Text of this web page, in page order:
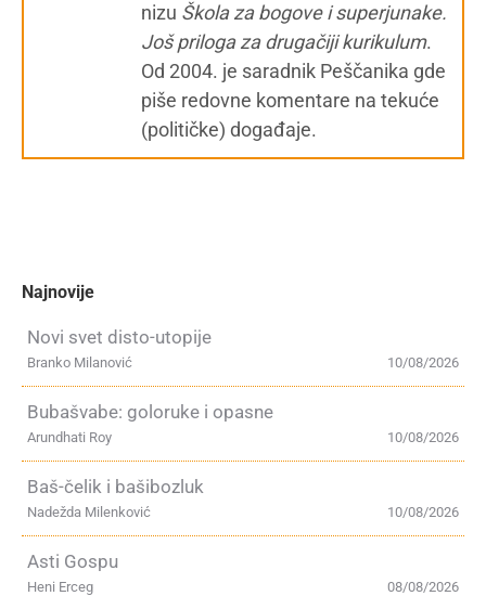
nizu Škola za bogove i superjunake.
Još priloga za drugačiji kurikulum.
Od 2004. je saradnik Peščanika gde
piše redovne komentare na tekuće
(političke) događaje.
Najnovije
Novi svet disto-utopije
10/08/2026
Branko Milanović
Bubašvabe: goloruke i opasne
10/08/2026
Arundhati Roy
Baš-čelik i bašibozluk
10/08/2026
Nadežda Milenković
Asti Gospu
08/08/2026
Heni Erceg